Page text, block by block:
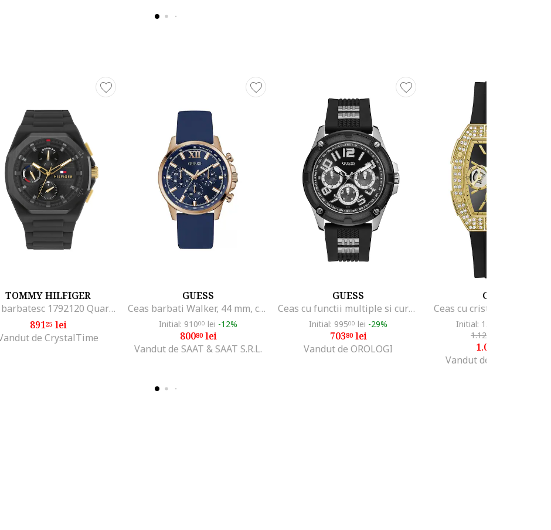
TOMMY HILFIGER
Ceas barbatesc 1792120 Quartz Negru
89125lei
de CrystalTime
GUESS
Ceas barbati Walker, 44 mm, carcasa inox, curea silicon, albastru, rezistent la apa 50m
Initial: 91000 lei -12%
80080lei
Vandut de SAAT & SAAT S.R.L.
GUESS
Ceas cu functii multiple si curea din silicon, Negru
Initial: 99500 lei -29%
70380lei
Vandut de OROLOGI
GUESS
Ceas cu cristale, Auriu/
Initial: 1.330
1.129
1.059
Vandut de Fashion Days